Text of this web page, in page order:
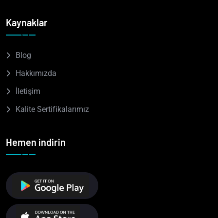
Kaynaklar
Blog
Hakkımızda
İletişim
Kalite Sertifikalarımız
Hemen indirin